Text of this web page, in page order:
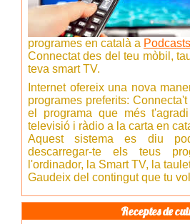
programes en català a
Connectat des del teu mòbil,
teva smart TV.
Internet ofereix una nova
programes preferits: Connecta't
el programa que més
televisió i ràdio a la carta en
Aquest sistema es diu
descarregar-te els teus
l'ordinador, la Smart TV, la
Gaudeix del contingut que tu
Receptes de